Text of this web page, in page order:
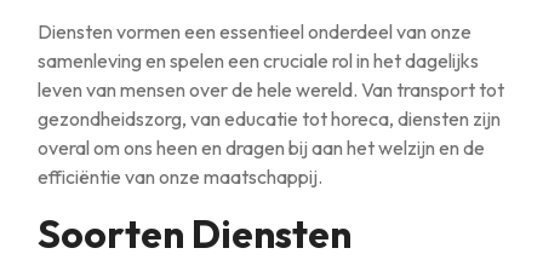
Diensten vormen een essentieel onderdeel van onze
samenleving en spelen een cruciale rol in het dagelijks
leven van mensen over de hele wereld. Van transport tot
gezondheidszorg, van educatie tot horeca, diensten zijn
overal om ons heen en dragen bij aan het welzijn en de
efficiëntie van onze maatschappij.
Soorten Diensten